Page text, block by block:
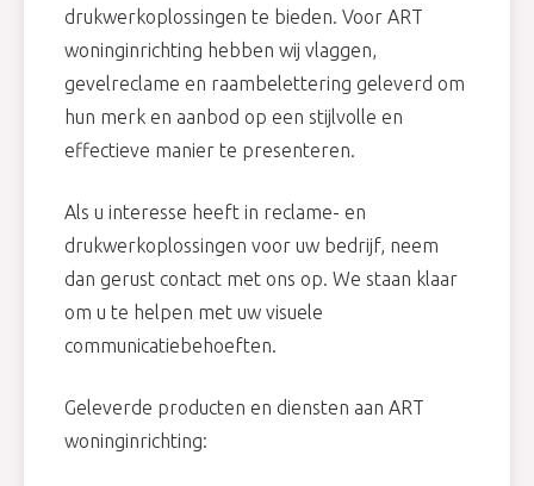
drukwerkoplossingen te bieden. Voor ART
woninginrichting hebben wij vlaggen,
gevelreclame en raambelettering geleverd om
hun merk en aanbod op een stijlvolle en
effectieve manier te presenteren.
Als u interesse heeft in reclame- en
drukwerkoplossingen voor uw bedrijf, neem
dan gerust contact met ons op. We staan klaar
om u te helpen met uw visuele
communicatiebehoeften.
Geleverde producten en diensten aan ART
woninginrichting: